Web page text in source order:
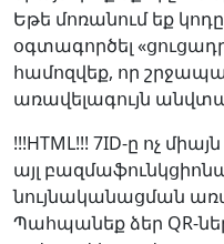
Եթե մոռանում եք
օգտագործել
համոզվեք, որ
առավելագույն
!!!HTML!!! 7ID-ը ոչ
այլ
նույնականացման
Պահպանեք ձեր QR-